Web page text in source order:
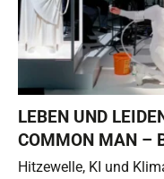
LEBEN UND
COMMON MAN –
Hitzewelle, KI und